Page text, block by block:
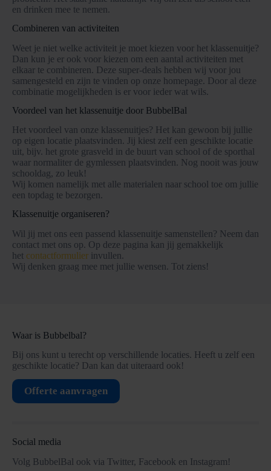
en drinken mee te nemen.
Combineren van activiteiten
Weet je niet welke activiteit je moet kiezen voor het klassenuitje?
Dan kun je er ook voor kiezen om een aantal activiteiten met
elkaar te combineren. Deze super-deals hebben wij voor jou
samengesteld en zijn te vinden op onze homepage. Door al deze
combinatie mogelijkheden is er voor ieder wat wils.
Voordeel van het klassenuitje door BubbelBal
Het voordeel van onze klassenuitjes? Het kan gewoon bij jullie
op eigen locatie plaatsvinden. Jij kiest zelf een geschikte locatie
uit, bijv. het grote grasveld in de buurt van school of de sporthal
waar normaliter de gymlessen plaatsvinden. Nog nooit was jouw
schooldag, zo leuk!
Wij komen namelijk met alle materialen naar school toe om jullie
een topdag te bezorgen.
Klassenuitje organiseren?
Wil jij met ons een passend klassenuitje samenstellen? Neem dan
contact met ons op. Op deze pagina kan jij gemakkelijk
het contactformulier invullen.
Wij denken graag mee met jullie wensen. Tot ziens!
Waar is Bubbelbal?
Bij ons kunt u terecht op verschillende locaties. Heeft u zelf een
geschikte locatie? Dan kan dat uiteraard ook!
Offerte aanvragen
Social media
Volg BubbelBal ook via Twitter, Facebook en Instagram!